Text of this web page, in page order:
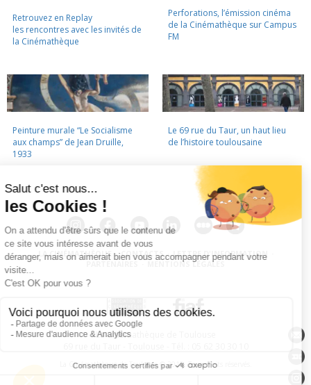
Retrouvez en Replay
les rencontres avec les invités de
la Cinémathèque
Perforations, l’émission cinéma
de la Cinémathèque sur Campus
FM
Peinture murale “Le Socialisme
aux champs” de Jean Druille,
1933
Le 69 rue du Taur, un haut lieu
de l’histoire toulousaine
LA CINÉMATHÈQUE · CONTACTS · LETTRE D'INFORMATION
PARTENAIRES · MENTIONS LÉGALES
La Cinémathèque de Toulouse
La Cinémathèque de Toulouse © 2015. Tous droits réservés.